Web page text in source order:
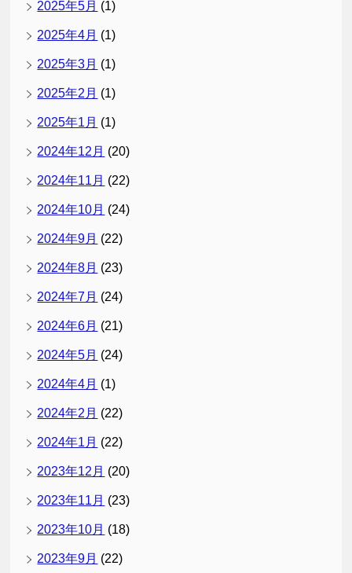
2025年5月 (1)
2025年4月 (1)
2025年3月 (1)
2025年2月 (1)
2025年1月 (1)
2024年12月 (20)
2024年11月 (22)
2024年10月 (24)
2024年9月 (22)
2024年8月 (23)
2024年7月 (24)
2024年6月 (21)
2024年5月 (24)
2024年4月 (1)
2024年2月 (22)
2024年1月 (22)
2023年12月 (20)
2023年11月 (23)
2023年10月 (18)
2023年9月 (22)